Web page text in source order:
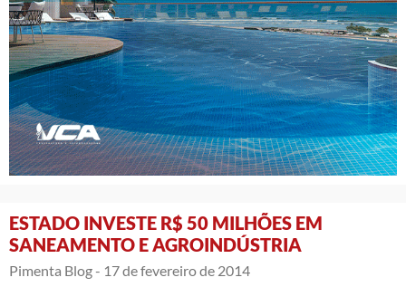
ESTADO INVESTE R$ 50 MILHÕES EM
SANEAMENTO E AGROINDÚSTRIA
Pimenta Blog - 17 de fevereiro de 2014